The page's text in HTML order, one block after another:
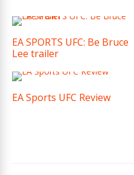
EA SPORTS UFC: Be Bruce
Lee trailer
EA Sports UFC Review